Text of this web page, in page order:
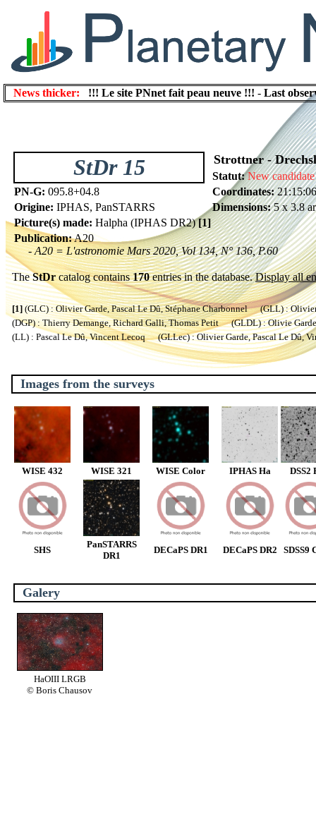
News thicker: !!! Le site PNnet fait peau neuve !!! - Last
StDr 15 Strottner -
Statut: New candidate
PN-G: 095.8+04.8 Coordinates:
Origine: IPHAS, PanSTARRS Dimensions:5 x 3.8
Picture(s) made: Halpha (IPHAS DR2)[1]
Publication:A20
- A20 = L'astronomie Mars 2020, Vol 134, N° 136, P.60
TheStDrcatalog contains170entries in the database.Display all
[1](GLC) : Olivier Garde, Pascal Le Dû, Stéphane Charbonnel (GLL) :
(DGP) : Thierry Demange, Richard Galli, Thomas Petit (GLDL) : Olivie
(LL) : Pascal Le Dû, Vincent Lecoq (GLLec) : Olivier Garde, Pascal Le Dû,
Images from the surveys
WISE 432 WISE 321 WISE Color IPHAS Ha DSS2
SHS
PanSTARRS
DR1
DECaPS DR1 DECaPS DR2 SDSS9
Galery
HaOIII LRGB
© Boris Chausov